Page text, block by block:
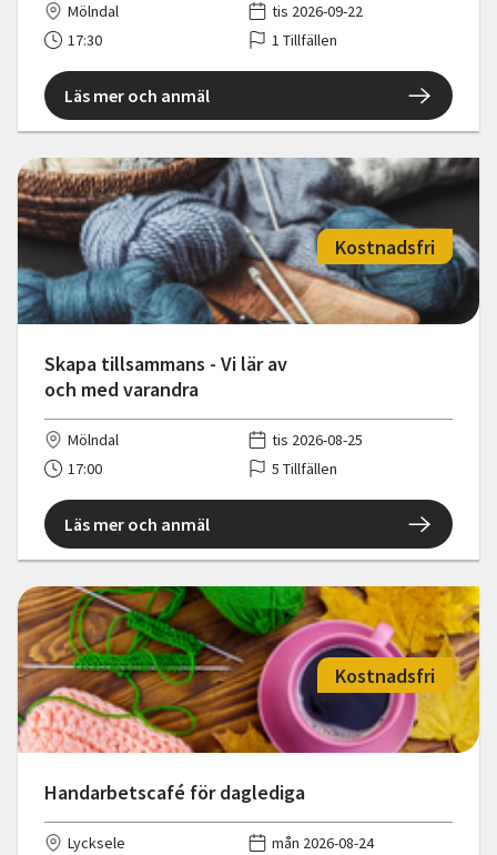
Mölndal
tis 2026-09-22
17:30
1 Tillfällen
Läs mer och anmäl
Skapa tillsammans - Vi lär av
och med varandra
Kostnadsfri
Mölndal
tis 2026-08-25
17:00
5 Tillfällen
Läs mer och anmäl
Handarbetscafé för daglediga
Kostnadsfri
Lycksele
mån 2026-08-24